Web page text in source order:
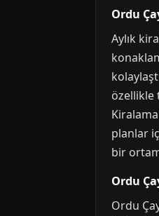
Ordu
Aylık
özellikle
planlar
bir
Ordu
Ordu